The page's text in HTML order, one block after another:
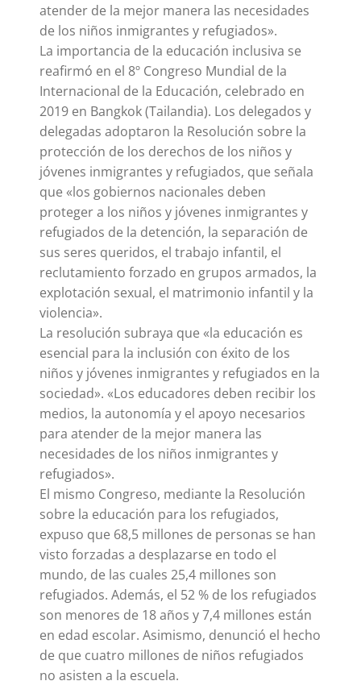
atender de la mejor manera las necesidades
de los niños inmigrantes y refugiados».
La importancia de la educación inclusiva se
reafirmó en el 8º Congreso Mundial de la
Internacional de la Educación, celebrado en
2019 en Bangkok (Tailandia). Los delegados y
delegadas adoptaron la Resolución sobre la
protección de los derechos de los niños y
jóvenes inmigrantes y refugiados, que señala
que «los gobiernos nacionales deben
proteger a los niños y jóvenes inmigrantes y
refugiados de la detención, la separación de
sus seres queridos, el trabajo infantil, el
reclutamiento forzado en grupos armados, la
explotación sexual, el matrimonio infantil y la
violencia».
La resolución subraya que «la educación es
esencial para la inclusión con éxito de los
niños y jóvenes inmigrantes y refugiados en la
sociedad». «Los educadores deben recibir los
medios, la autonomía y el apoyo necesarios
para atender de la mejor manera las
necesidades de los niños inmigrantes y
refugiados».
El mismo Congreso, mediante la Resolución
sobre la educación para los refugiados,
expuso que 68,5 millones de personas se han
visto forzadas a desplazarse en todo el
mundo, de las cuales 25,4 millones son
refugiados. Además, el 52 % de los refugiados
son menores de 18 años y 7,4 millones están
en edad escolar. Asimismo, denunció el hecho
de que cuatro millones de niños refugiados
no asisten a la escuela.